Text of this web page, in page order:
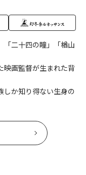
「二十四の瞳」「楢山
映画監督が生まれた背
しか知り得ない生身の